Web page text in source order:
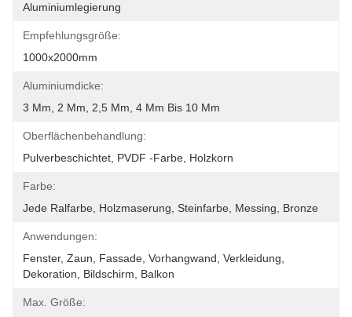
Aluminiumlegierung
Empfehlungsgröße:
1000x2000mm
Aluminiumdicke:
3 Mm, 2 Mm, 2,5 Mm, 4 Mm Bis 10 Mm
Oberflächenbehandlung:
Pulverbeschichtet, PVDF -Farbe, Holzkorn
Farbe:
Jede Ralfarbe, Holzmaserung, Steinfarbe, Messing, Bronze
Anwendungen:
Fenster, Zaun, Fassade, Vorhangwand, Verkleidung,
Dekoration, Bildschirm, Balkon
Max. Größe: